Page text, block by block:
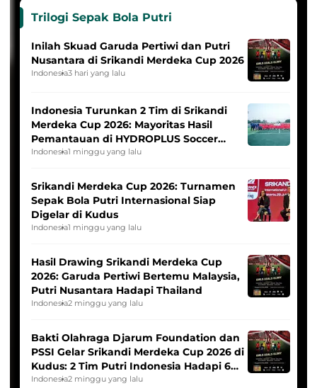
Trilogi Sepak Bola Putri
Inilah Skuad Garuda Pertiwi dan Putri
Nusantara di Srikandi Merdeka Cup 2026
Indonesia3 hari yang lalu
Indonesia Turunkan 2 Tim di Srikandi
Merdeka Cup 2026: Mayoritas Hasil
Pemantauan di HYDROPLUS Soccer
League
Indonesia1 minggu yang lalu
Srikandi Merdeka Cup 2026: Turnamen
Sepak Bola Putri Internasional Siap
Digelar di Kudus
Indonesia1 minggu yang lalu
Hasil Drawing Srikandi Merdeka Cup
2026: Garuda Pertiwi Bertemu Malaysia,
Putri Nusantara Hadapi Thailand
Indonesia2 minggu yang lalu
Bakti Olahraga Djarum Foundation dan
PSSI Gelar Srikandi Merdeka Cup 2026 di
Kudus: 2 Tim Putri Indonesia Hadapi 6
Tim Asia
Indonesia2 minggu yang lalu